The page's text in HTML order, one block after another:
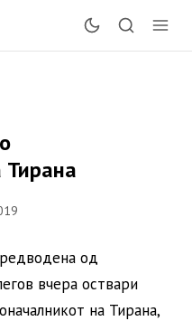
Тирана
од
вчера оствари
на Тирана,